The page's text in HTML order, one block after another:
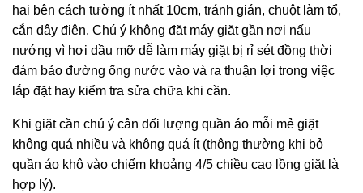
hai bên cách tường ít nhất 10cm, tránh gián, chuột làm tổ,
cắn dây điện. Chú ý không đặt máy giặt gần nơi nấu
nướng vì hơi dầu mỡ dễ làm máy giặt bị rỉ sét đồng thời
đảm bảo đường ống nước vào và ra thuận lợi trong việc
lắp đặt hay kiểm tra sửa chữa khi cần.
Khi giặt cần chú ý cân đối lượng quần áo mỗi mẻ giặt
không quá nhiều và không quá ít (thông thường khi bỏ
quần áo khô vào chiếm khoảng 4/5 chiều cao lồng giặt là
hợp lý).